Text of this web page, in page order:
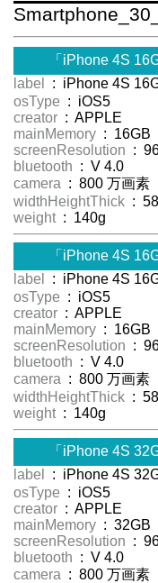
「iPhone 4S
label
: iPhone 4S
osType : iOS5
creator : APPLE
mainMemory : 16GB
screenResolution :
bluetooth : V 4.0
camera : 800 万画素
widthHeightThick :
weight : 140g
「iPhone 4S
label
: iPhone 4S
osType : iOS5
creator : APPLE
mainMemory : 16GB
screenResolution :
bluetooth : V 4.0
camera : 800 万画素
widthHeightThick :
weight : 140g
「iPhone 4S
label
: iPhone 4S
osType : iOS5
creator : APPLE
mainMemory : 32GB
screenResolution :
bluetooth : V 4.0
camera : 800 万画素